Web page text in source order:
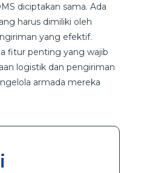
diciptakan sama. Ada
harus dimiliki oleh
yang efektif.
fitur penting yang wajib
logistik dan pengiriman
armada mereka